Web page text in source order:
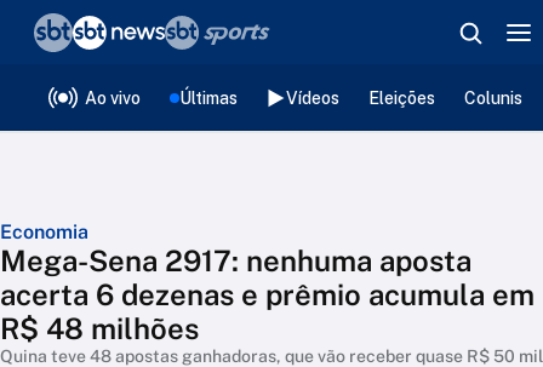
Ao vivo Últimas Vídeos Eleições
Economia
Mega-Sena 2917: nenhuma aposta
acerta 6 dezenas e prêmio acumula em
R$ 48 milhões
Quina teve 48 apostas ganhadoras, que vão receber quase R$ 50 mil
❮voltar
Editorias